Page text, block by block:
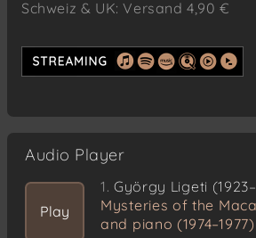
Schweiz & UK: Versand 4,90 €
Audio Player
Play
1. György Ligeti
Mysteries of the
and piano (1974–1977)